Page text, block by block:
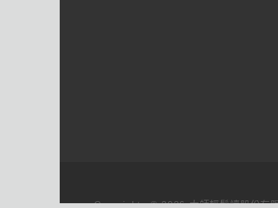
Copyrights © 2026 大師輕鬆讀股份有